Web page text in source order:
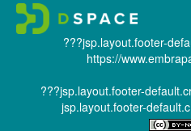
???jsp.layout.footer-
https://
???jsp.layout.footer-
jsp.layout.footer-